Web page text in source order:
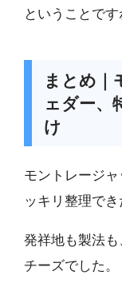
ということです
まとめ｜
ェダー、
け
モントレージ
ッキリ整理でき
発祥地も製法
チーズでした。